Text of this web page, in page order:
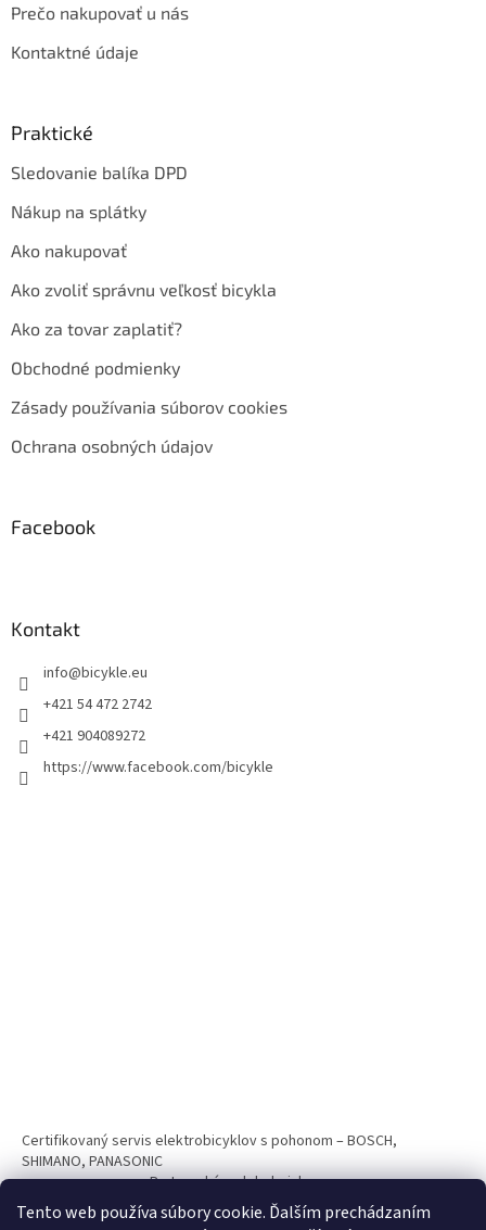
Tento web používa súbory cookie. Ďalším prechádzaním
Prečo nakupovať u nás
Kontaktné údaje
Praktické
Sledovanie balíka DPD
Nákup na splátky
Ako nakupovať
Ako zvoliť správnu veľkosť bicykla
Ako za tovar zaplatiť?
Obchodné podmienky
Zásady používania súborov cookies
Ochrana osobných údajov
Facebook
Kontakt
info@bicykle.eu
+421 54 472 2742
+421 904089272
https://www.facebook.com/bicykle
Certifikovaný servis elektrobicyklov s pohonom – BOSCH,
SHIMANO, PANASONIC
Partnerský web hokejshop.eu